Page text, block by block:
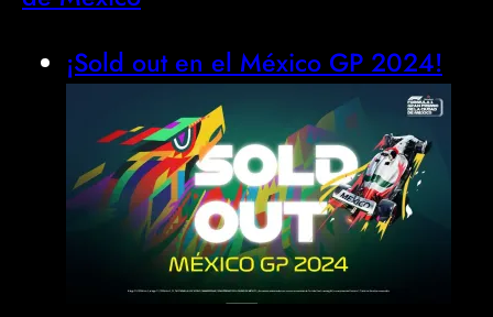
¡Sold out en el México GP 2024!